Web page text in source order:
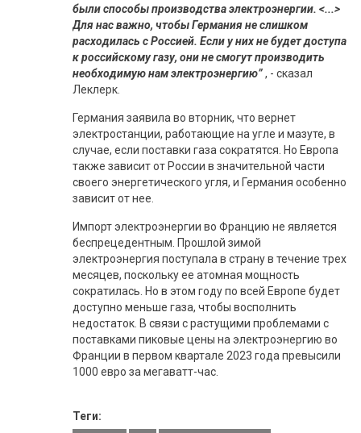
были способы производства электроэнергии. <...>
Для нас важно, чтобы Германия не слишком
расходилась с Россией. Если у них не будет доступа
к российскому газу, они не смогут производить
необходимую нам электроэнергию”, - сказал
Леклерк.
Германия заявила во вторник, что вернет
электростанции, работающие на угле и мазуте, в
случае, если поставки газа сократятся. Но Европа
также зависит от России в значительной части
своего энергетического угля, и Германия особенно
зависит от нее.
Импорт электроэнергии во Францию не является
беспрецедентным. Прошлой зимой
электроэнергия поступала в страну в течение трех
месяцев, поскольку ее атомная мощность
сократилась. Но в этом году по всей Европе будет
доступно меньше газа, чтобы восполнить
недостаток. В связи с растущими проблемами с
поставками пиковые цены на электроэнергию во
Франции в первом квартале 2023 года превысили
1000 евро за мегаватт-час.
Теги: